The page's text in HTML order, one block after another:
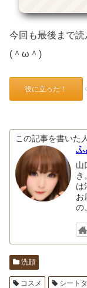
今回も最後まで
(＾ω＾)
役に立った！
この記事を書いた
ふ
山
き
は
お
の
洗顔
コスメ シート